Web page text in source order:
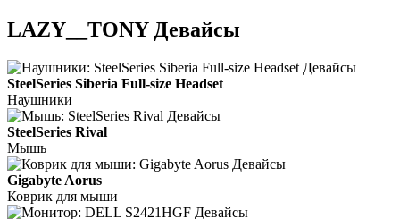
LAZY__TONY Девайсы
SteelSeries Siberia Full-size Headset
Наушники
SteelSeries Rival
Мышь
Gigabyte Aorus
Коврик для мыши